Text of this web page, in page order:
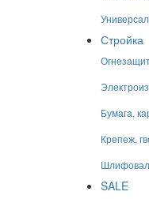
Стройка
Бумага,
Крепеж,
SALE